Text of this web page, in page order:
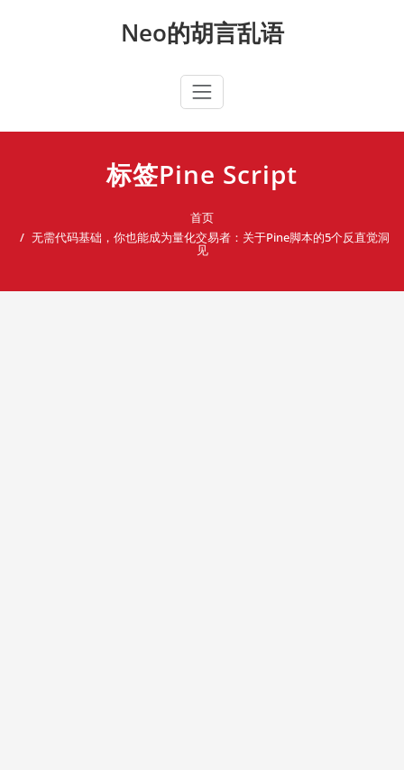
Neo的胡言乱语
标签Pine Script
首页
无需代码基础，你也能成为量化交易者：关于Pine脚本的5个反直觉洞
见